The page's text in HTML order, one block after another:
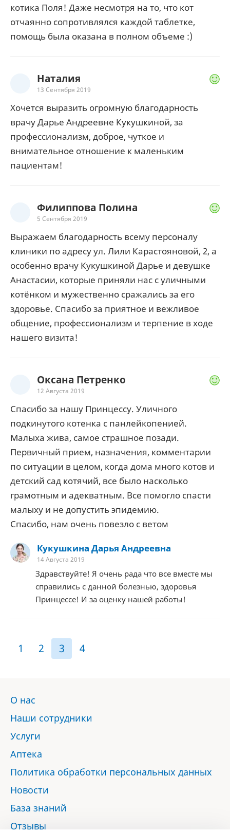
котика Поля! Даже несмотря на то, что кот
отчаянно сопротивлялся каждой таблетке,
помощь была оказана в полном объеме :)
Наталия
13 Сентября 2019
Хочется выразить огромную благодарность
врачу Дарье Андреевне Кукушкиной, за
профессионализм, доброе, чуткое и
внимательное отношение к маленьким
пациентам!
Филиппова Полина
5 Сентября 2019
Выражаем благодарность всему персоналу
клиники по адресу ул. Лили Карастояновой, 2, а
особенно врачу Кукушкиной Дарье и девушке
Анастасии, которые приняли нас с уличными
котёнком и мужественно сражались за его
здоровье. Спасибо за приятное и вежливое
общение, профессионализм и терпение в ходе
нашего визита!
Оксана Петренко
12 Августа 2019
Спасибо за нашу Принцессу. Уличного
подкинутого котенка с панлейкопенией.
Малыха жива, самое страшное позади.
Первичный прием, назначения, комментарии
по ситуации в целом, когда дома много котов и
детский сад котячий, все было насколько
грамотным и адекватным. Все помогло спасти
малыху и не допустить эпидемию.
Спасибо, нам очень повезло с ветом
Кукушкина Дарья Андреевна
14 Августа 2019
Здравствуйте! Я очень рада что все вместе мы
справились с данной болезнью, здоровья
Принцессе! И за оценку нашей работы!
1 2 3 4
О нас
Наши сотрудники
Услуги
Аптека
Политика обработки персональных данных
Новости
База знаний
Отзывы